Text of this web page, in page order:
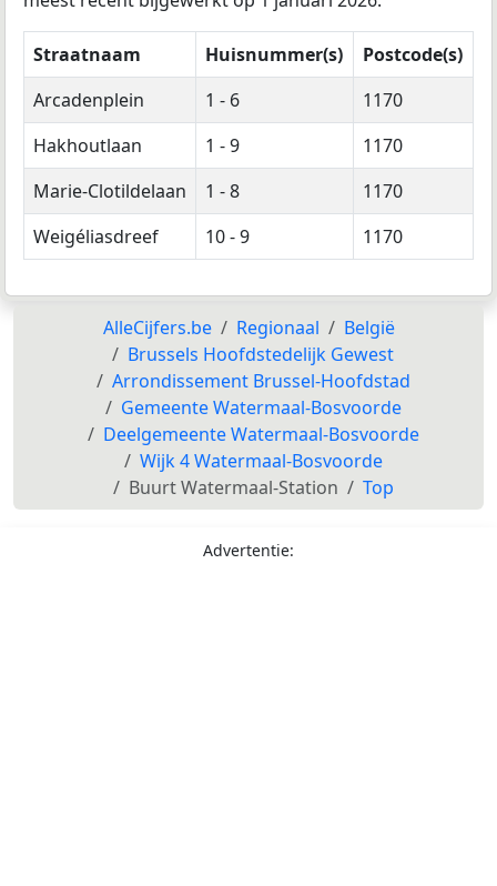
Straatnaam Huisnummer(s)
Postcode(s)
Arcadenplein
1 - 6
1170
Hakhoutlaan
1 - 9
1170
Marie-Clotildelaan
1 - 8
1170
Weigéliasdreef
10 - 9 1170
AlleCijfers.be Regionaal
België
Brussels Hoofdstedelijk Gewest
Arrondissement Brussel-Hoofdstad
Gemeente Watermaal-Bosvoorde
Deelgemeente Watermaal-Bosvoorde
Wijk 4 Watermaal-Bosvoorde
Buurt Watermaal-Station
Top
Advertentie: